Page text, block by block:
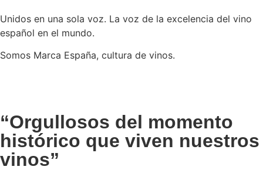
Unidos en una sola voz. La voz de la excelencia del vino
español en el mundo.
Somos Marca España, cultura de vinos.
“Orgullosos del momento
histórico que viven nuestros
vinos”